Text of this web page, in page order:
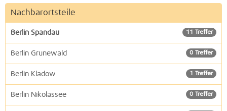
Nachbarortsteile
11 Treffer
Berlin Spandau
0 Treffer
Berlin Grunewald
1 Treffer
Berlin Kladow
0 Treffer
Berlin Nikolassee